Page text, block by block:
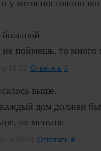
большой
поймешь, то много
Ответить #
выше.
дом должен
не меньше
Ответить #